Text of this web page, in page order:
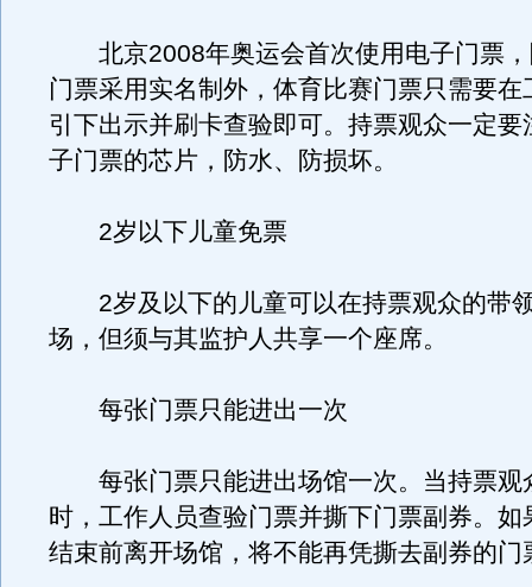
北京2008年奥运会首次使用电子门票，
门票采用实名制外，体育比赛门票只需要在
引下出示并刷卡查验即可。持票观众一定要
子门票的芯片，防水、防损坏。
2岁以下儿童免票
2岁及以下的儿童可以在持票观众的带
场，但须与其监护人共享一个座席。
每张门票只能进出一次
每张门票只能进出场馆一次。当持票观
时，工作人员查验门票并撕下门票副券。如
结束前离开场馆，将不能再凭撕去副券的门